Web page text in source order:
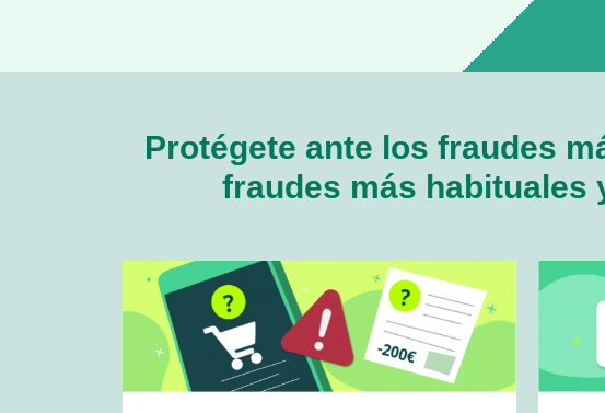
Protégete ante los fraudes
fraudes más habituales